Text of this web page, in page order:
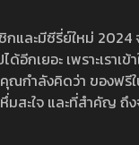
กและมีซีรี่ย์ใหม่
ได้อีกเยอะ เพราะเร
ณกำลังคิดว่า ของฟ
มสะใจ และที่สำคัญ